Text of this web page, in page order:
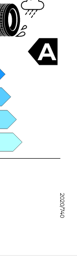
A
2020/740